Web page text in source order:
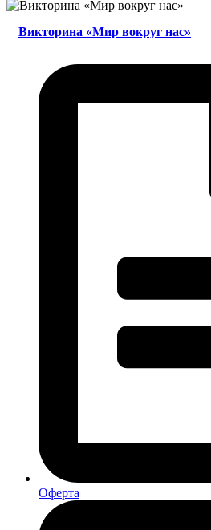
Викторина «Мир вокруг нас»
Оферта